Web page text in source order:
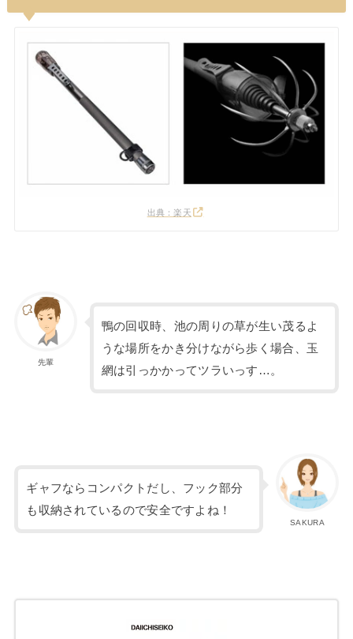
出典：楽天
先輩
鴨の回収時、池の周りの草が生い茂るよ
うな場所をかき分けながら歩く場合、玉
網は引っかかってツラいっす…。
SAKURA
ギャフならコンパクトだし、フック部分
も収納されているので安全ですよね！